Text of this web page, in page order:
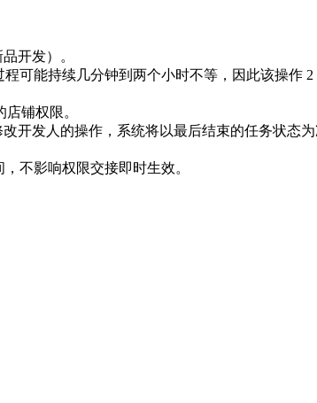
开发）。
可能持续几分钟到两个小时不等，因此该操作
铺权限。
开发人的操作，系统将以最后结束的任务状态为
不影响权限交接即时生效。